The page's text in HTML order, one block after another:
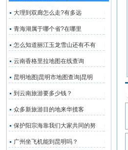
大理到双廊怎么走?有多远
青海湖属于哪个省?在哪里
怎么知道丽江玉龙雪山还有不有
云南香格里拉地图在线查询
昆明地图|昆明市地图查询|昆明
到云南旅游要多少钱？
众多新旅游目的地来华揽客
保护阳宗海靠我们大家共同的努
广州坐飞机能到昆明吗？